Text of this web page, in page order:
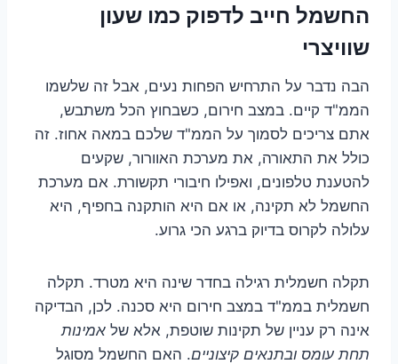
החשמל חייב לדפוק כמו שעון
שוויצרי
הבה נדבר על התרחיש הפחות נעים, אבל זה שלשמו
הממ"ד קיים. במצב חירום, כשבחוץ הכל משתבש,
אתם צריכים לסמוך על הממ"ד שלכם במאה אחוז. זה
כולל את התאורה, את מערכת האוורור, שקעים
להטענת טלפונים, ואפילו חיבורי תקשורת. אם מערכת
החשמל לא תקינה, או אם היא הותקנה בחפיף, היא
עלולה לקרוס בדיוק ברגע הכי גרוע.
תקלה חשמלית רגילה בחדר שינה היא מטרד. תקלה
חשמלית בממ"ד במצב חירום היא סכנה. לכן, הבדיקה
אינה רק עניין של תקינות שוטפת, אלא של אמינות
תחת עומס ובתנאים קיצוניים. האם החשמל מסוגל